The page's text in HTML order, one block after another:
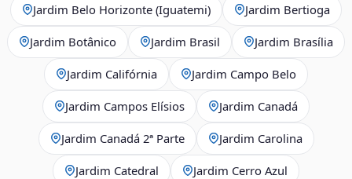
Jardim Belo Horizonte (Iguatemi) Jardim Bertioga
Jardim Botânico Jardim Brasil Jardim Brasília
Jardim Califórnia Jardim Campo Belo
Jardim Campos Elísios Jardim Canadá
Jardim Canadá 2ª Parte Jardim Carolina
Jardim Catedral Jardim Cerro Azul